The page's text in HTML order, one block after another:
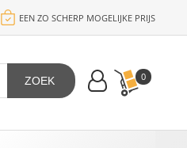
EEN ZO SCHERP MOGELIJKE PRIJS
0
ZOEK